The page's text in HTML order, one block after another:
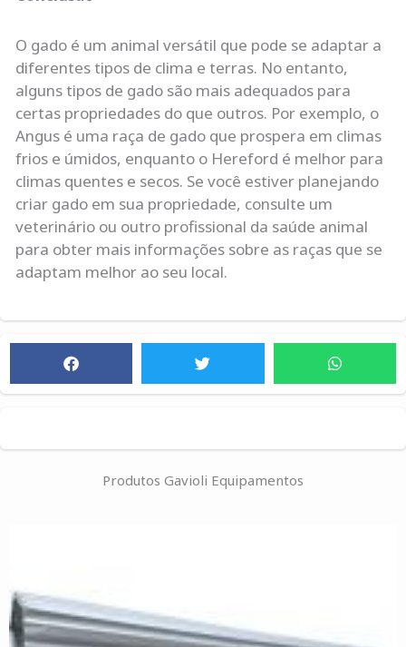
O gado é um animal versátil que pode se adaptar a
diferentes tipos de clima e terras. No entanto,
alguns tipos de gado são mais adequados para
certas propriedades do que outros. Por exemplo, o
Angus é uma raça de gado que prospera em climas
frios e úmidos, enquanto o Hereford é melhor para
climas quentes e secos. Se você estiver planejando
criar gado em sua propriedade, consulte um
veterinário ou outro profissional da saúde animal
para obter mais informações sobre as raças que se
adaptam melhor ao seu local.
Produtos Gavioli Equipamentos